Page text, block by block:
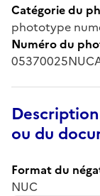
Catégorie du
phototype
Numéro du
ou du
Format du
NUC